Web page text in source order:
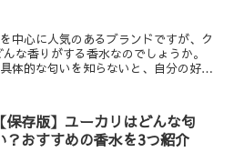
中心に人気のあるブランドですが、ク
な香りがする香水なのでしょうか。
体的な匂いを知らないと、自分の好み
【保存版】ユーカリはどんな匂
？おすすめの香水を3つ紹介